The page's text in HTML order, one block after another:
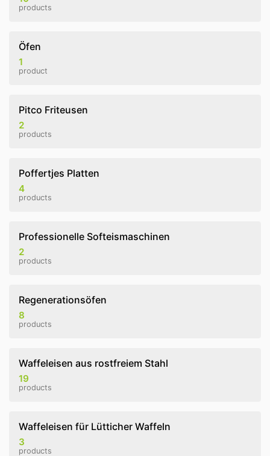
products
Öfen
1
product
Pitco Friteusen
2
products
Poffertjes Platten
4
products
Professionelle Softeismaschinen
2
products
Regenerationsöfen
8
products
Waffeleisen aus rostfreiem Stahl
19
products
Waffeleisen für Lütticher Waffeln
3
products